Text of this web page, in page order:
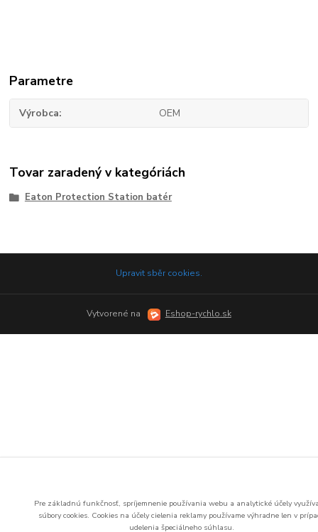
Parametre
Výrobca OEM
Tovar zaradený v kategóriách
Eaton Protection Station batér
Upravit sběr cookies.
Vytvorené na Eshop-rychlo.sk
Pre základnú funkčnosť, spríjemnenie používania webu a analytické účely
súbory cookies. Cookies na účely cielenia reklamy používame výhradne len v
udelenia špeciálneho súhlasu.